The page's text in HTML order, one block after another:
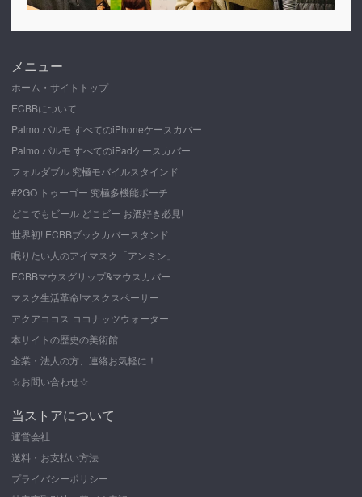
メニュー
ホーム・サイトトップ
ECBBについて
Palmo パルモ すべてのiPhoneケースカバー
Palmo パルモ すべてのiPadケースカバー
フォルダブル 究極モバイルスタインド
#2GO トゥーゴー 究極多機能ポーチ
どこでもビール どこビー お酒好き必見!
世界初! ECBBブックカバースタンド
眠りたい人のアイマスク「アンミン」
ECBBマウスグリップ&マウスカバー
マスク生活革命!マスクスペーサー
アクアココス ココナッツウォーター
本サイトの歴史の美術館
企業・法人の方、連絡お気軽に！
☆お問い合わせ☆
当ストアについて
運営会社
送料・お支払い方法
プライバシーポリシー